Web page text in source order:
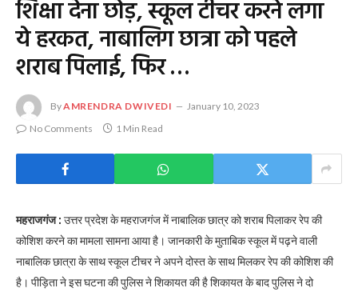
शिक्षा देना छोड़, स्कूल टीचर करने लगा
ये हरकत, नाबालिग छात्रा को पहले
शराब पिलाई, फिर …
ByAMRENDRA DWIVEDI
January 10, 2023
No Comments
1 Min Read
महराजगंज : उत्तर प्रदेश के महराजगंज में नाबालिक छात्र को शराब पिलाकर रेप की
कोशिश करने का मामला सामना आया है। जानकारी के मुताबिक स्कूल में पढ़ने वाली
नाबालिक छात्रा के साथ स्कूल टीचर ने अपने दोस्त के साथ मिलकर रेप की कोशिश की
है। पीड़िता ने इस घटना की पुलिस ने शिकायत की है शिकायत के बाद पुलिस ने दो